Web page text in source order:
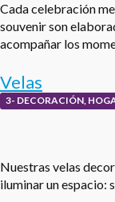
Cada celebración
souvenir son
acompañar los
Velas
3- DECORACIÓN,
Nuestras velas
iluminar un espacio: